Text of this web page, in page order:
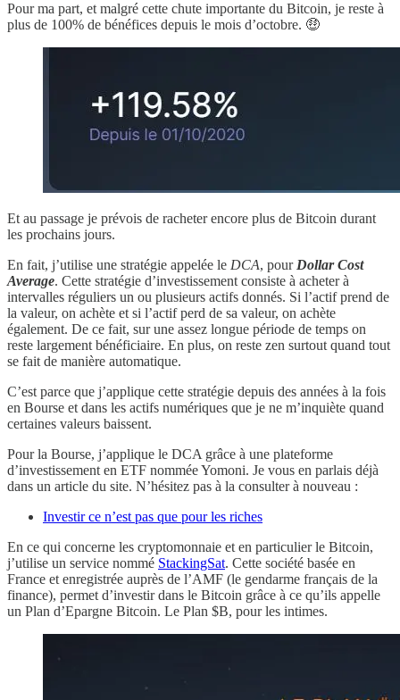
Pour ma part, et malgré cette chute importante du Bitcoin, je reste à
plus de 100% de bénéfices depuis le mois d’octobre. 🤑
Et au passage je prévois de racheter encore plus de Bitcoin durant
les prochains jours.
En fait, j’utilise une stratégie appelée le DCA, pour Dollar Cost
Average. Cette stratégie d’investissement consiste à acheter à
intervalles réguliers un ou plusieurs actifs donnés. Si l’actif prend de
la valeur, on achète et si l’actif perd de sa valeur, on achète
également. De ce fait, sur une assez longue période de temps on
reste largement bénéficiaire. En plus, on reste zen surtout quand tout
se fait de manière automatique.
C’est parce que j’applique cette stratégie depuis des années à la fois
en Bourse et dans les actifs numériques que je ne m’inquiète quand
certaines valeurs baissent.
Pour la Bourse, j’applique le DCA grâce à une plateforme
d’investissement en ETF nommée Yomoni. Je vous en parlais déjà
dans un article du site. N’hésitez pas à la consulter à nouveau :
Investir ce n’est pas que pour les riches
En ce qui concerne les cryptomonnaie et en particulier le Bitcoin,
j’utilise un service nommé StackingSat. Cette société basée en
France et enregistrée auprès de l’AMF (le gendarme français de la
finance), permet d’investir dans le Bitcoin grâce à ce qu’ils appelle
un Plan d’Epargne Bitcoin. Le Plan $B, pour les intimes.